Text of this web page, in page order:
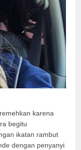
karena
begitu
ikatan rambut
dengan penyanyi